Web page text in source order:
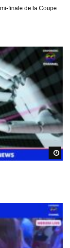
finale de la Coupe